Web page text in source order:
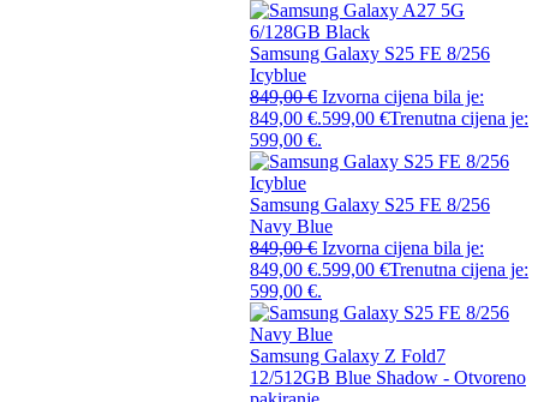
Samsung Galaxy S25 FE 8/256
Icyblue
849,00€ Izvorna cijena bila je:
849,00 €.599,00 €Trenutna cijena je:
599,00 €.
Samsung Galaxy S25 FE 8/256
Navy Blue
849,00€ Izvorna cijena bila je:
849,00 €.599,00 €Trenutna cijena je:
599,00 €.
Samsung Galaxy Z Fold7
12/512GB Blue Shadow - Otvoreno